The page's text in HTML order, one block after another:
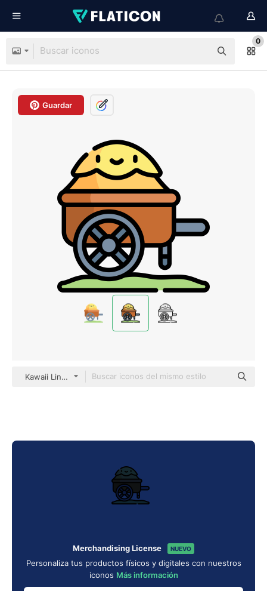
0
Guardar
Kawaii Lineal color
Merchandising License NUEVO
Personaliza tus productos físicos y digitales con nuestros
iconos Más información